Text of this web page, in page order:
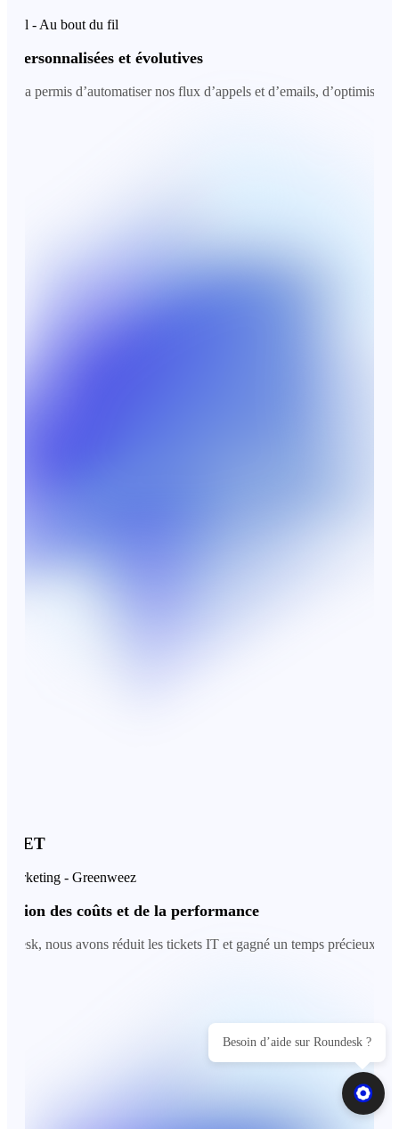
- Au bout du fil
et évolutives
permis d’automatiser nos flux d’appels et d’emails, d’optimiser le
- Greenweez
des coûts et de la performance
nous avons réduit les tickets IT et gagné un temps précieux au
Besoin d’aide sur Roundesk ?